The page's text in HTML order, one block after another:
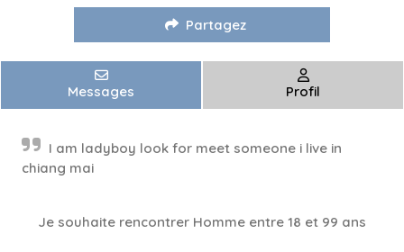
Partagez
Messages Profil
I am ladyboy look for meet someone i live in
chiang mai
Je souhaite rencontrer Homme entre 18 et 99 ans